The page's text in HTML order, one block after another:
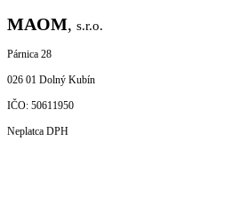
MAOM, s.r.o.
Párnica 28
026 01 Dolný Kubín
IČO: 50611950
Neplatca DPH